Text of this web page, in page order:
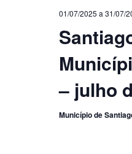
– julho
01/07/2025 a 31/07/
Município de